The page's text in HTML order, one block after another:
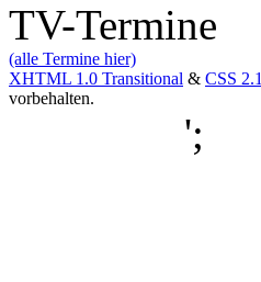
TV-Termine
(alle Termine hier)
XHTML 1.0 Transitional & CSS 2.1
vorbehalten.
';